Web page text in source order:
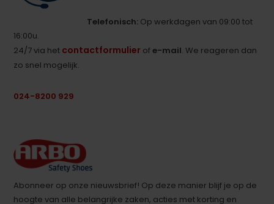
Telefonisch: Op werkdagen van 09:00 tot
16:00u.
24/7 via het contactformulier ofe-mail. We reageren dan
zo snel mogelijk.
024-8200 929
Abonneer op onze nieuwsbrief! Op deze manier blijf je op de
hoogte van alle belangrijke zaken, acties met korting en